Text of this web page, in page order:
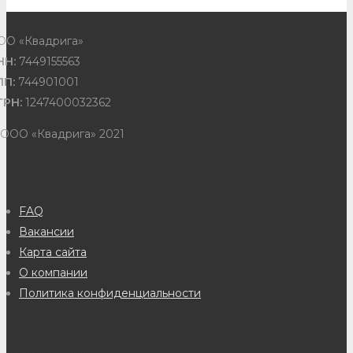
«Квадрига»
7449155563
744901001
1247400032362
«Квадрига» 2021
FAQ
Вакансии
Карта сайта
О компании
Политика конфиденциальности